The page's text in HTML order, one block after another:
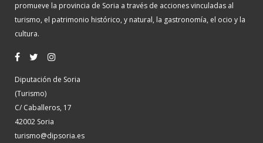
promueve la provincia de Soria a través de acciones vinculadas al
turismo, el patrimonio histórico, y natural, la gastronomía, el ocio y la
cultura.
Diputación de Soria
(Turismo)
C/ Caballeros, 17
42002 Soria
turismo@dipsoria.es